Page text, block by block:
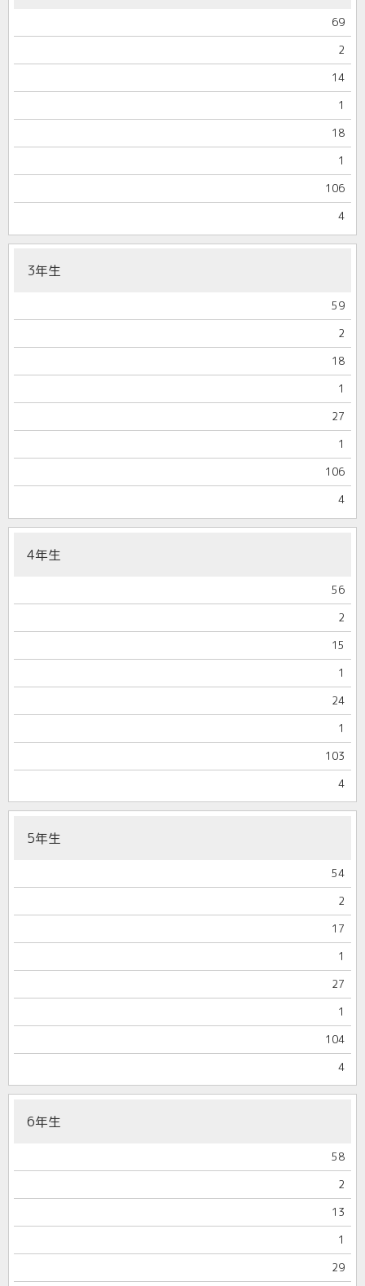
69
2
14
1
18
1
106
4
3年生
59
2
18
1
27
1
106
4
4年生
56
2
15
1
24
1
103
4
5年生
54
2
17
1
27
1
104
4
6年生
58
2
13
1
29